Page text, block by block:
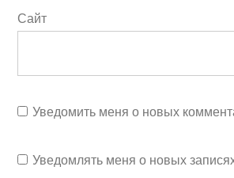
Сайт
Уведомить меня о новых
Уведомлять меня о новых